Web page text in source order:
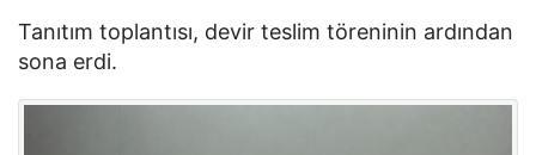
Tanıtım toplantısı, devir teslim töreninin ardından
sona erdi.